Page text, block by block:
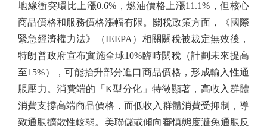
地緣衝突環比上漲0.6%，燃油價格上漲11.1%，但核心
商品價格和服務價格漲幅有限。關稅政策方面，《國際
緊急經濟權力法》（IEEPA）相關關稅被裁定無效後，
特朗普政府宣布實施全球10%臨時關稅（計劃未來提高
至15%），可能抬升部分進口商品價格，形成輸入性通
脹壓力。消費端的「K型分化」特徵顯著，高收入群體
消費支撐高端商品價格，而低收入群體消費受抑制，導
致通脹擴散性較弱。美聯儲或傾向審慎態度避免通脹反